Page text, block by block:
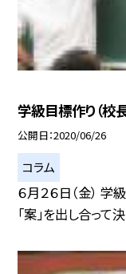
学級目標作り（校長
公開日 2020/06/26
コラム
６月２６日（金）
「案」を出し合って